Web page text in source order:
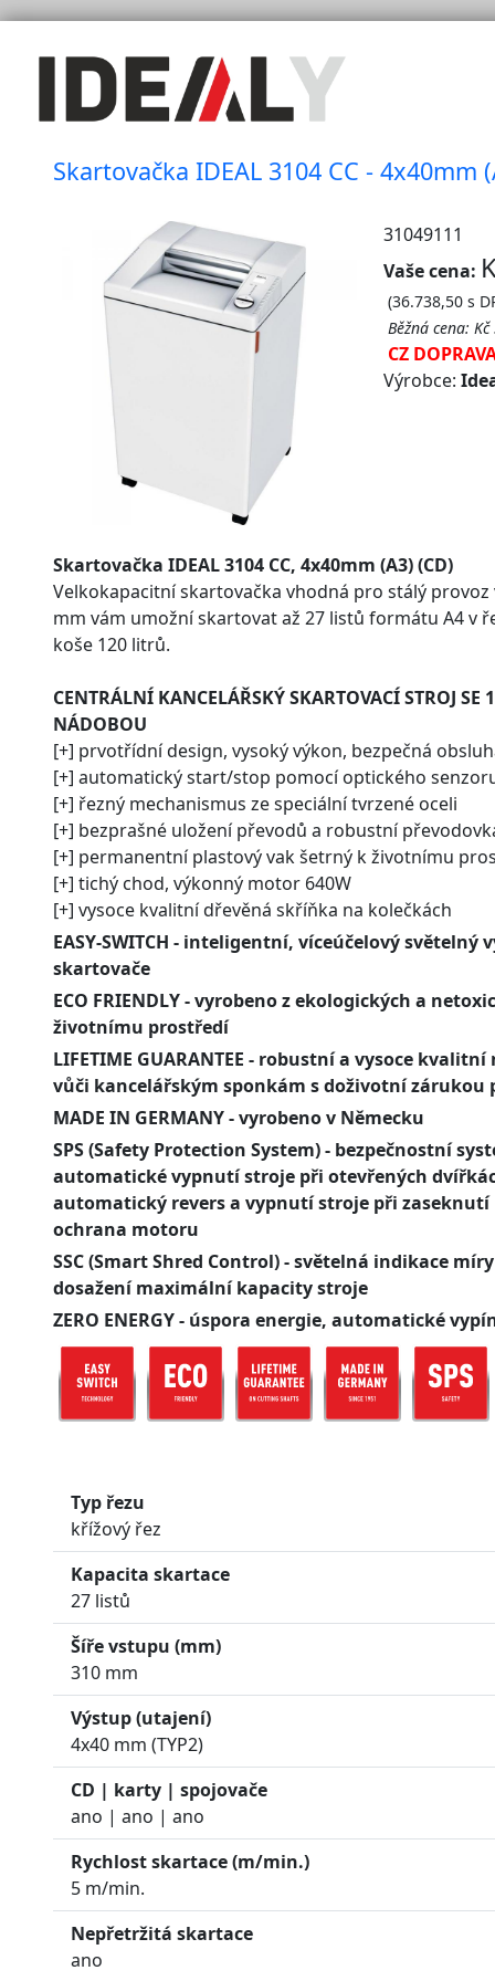
Skartovačka IDEAL 3104 CC - 4x40mm
31049111
Vaše cena:
(36.738,50 s
Běžná cena:
CZ
Výrobce:
Skartovačka IDEAL 3104 CC, 4x40mm (A3) (CD)
Velkokapacitní skartovačka vhodná pro stálý
mm vám umožní skartovat až 27 listů formátu A4 v
koše 120 litrů.
CENTRÁLNÍ KANCELÁŘSKÝ SKARTOVACÍ STROJ
NÁDOBOU
[+] prvotřídní design, vysoký výkon, bezpečná
[+] automatický start/stop pomocí optického
[+] řezný mechanismus ze speciální tvrzené oceli
[+] bezprašné uložení převodů a robustní
[+] permanentní plastový vak šetrný k životnímu
[+] tichý chod, výkonný motor 640W
[+] vysoce kvalitní dřevěná skříňka na kolečkách
EASY-SWITCH - inteligentní, víceúčelový světelný
skartovače
ECO FRIENDLY- vyrobeno z ekologických a
životnímu prostředí
LIFETIME GUARANTEE - robustní a vysoce kvalitní
vůči kancelářským sponkám s doživotní zárukou
MADE IN GERMANY- vyrobeno v Německu
SPS (Safety Protection System)- bezpečnostní
automatické vypnutí stroje při otevřených
automatický revers a vypnutí stroje při
ochrana motoru
SSC (Smart Shred Control)- světelná indikace
dosažení maximální kapacity stroje
ZERO ENERGY- úspora energie, automatické
Typ řezu
křížový řez
Kapacita skartace
27 listů
Šíře vstupu (mm)
310 mm
Výstup (utajení)
4x40 mm (TYP2)
CD | karty | spojovače
ano | ano | ano
Rychlost skartace (m/min.)
5 m/min.
Nepřetržitá skartace
ano